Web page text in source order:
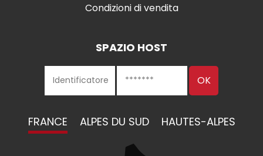
Condizioni di vendita
SPAZIO HOST
FRANCE ALPES DU SUD HAUTES-ALPES